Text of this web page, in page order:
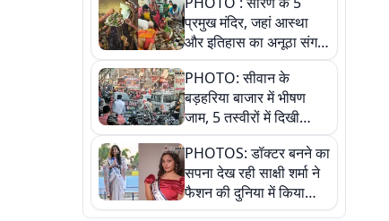
प्रमुख मंदिर, जहां आस्था
और इतिहास का अनूठा संगम,
तस्वीरों में जानिए
PHOTO: सीवान के
बड़हरिया बाजार में भीषण
जाम, 5 तस्वीरों में दिखी
अव्यवस्था
PHOTOS: डॉक्टर बनने का
सपना देख रही साक्षी शर्मा ने
फैशन की दुनिया में किया
कमाल,जानिए बेगूसराय की